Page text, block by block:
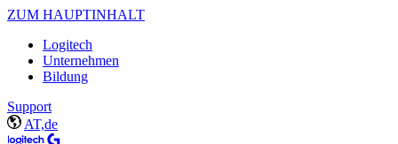
ZUM HAUPTINHALT
Logitech
Unternehmen
Bildung
Support
AT,de